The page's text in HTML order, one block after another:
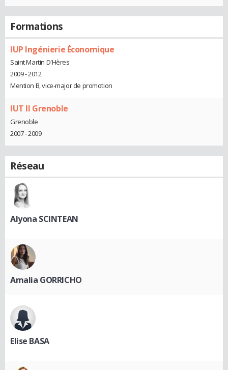
Formations
IUP Ingénierie Économique
Saint Martin D'Hères
2009 - 2012
Mention B, vice-major de promotion
IUT II Grenoble
Grenoble
2007 - 2009
Réseau
Alyona SCINTEAN
Amalia GORRICHO
Elise BASA